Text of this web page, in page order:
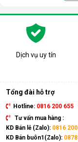
Cấu tạo và
Cấu tạo cơ bản
hoạt tính...)
clo dư…
Dịch vụ uy tín
Tổng đài hỗ trợ
Hotline: 0816 200 655
Tư vấn mua hàng :
KD Bán lẻ (Zalo): 0816
KD Bán buôn1(Zalo):